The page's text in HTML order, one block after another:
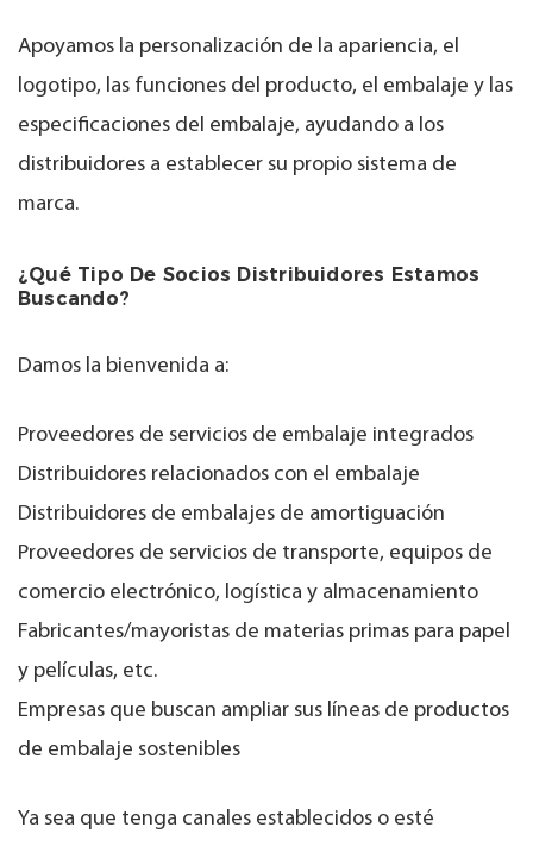
Apoyamos la personalización de la apariencia, el
logotipo, las funciones del producto, el embalaje y las
especificaciones del embalaje, ayudando a los
distribuidores a establecer su propio sistema de
marca.
¿Qué Tipo De Socios Distribuidores Estamos
Buscando?
Damos la bienvenida a:
Proveedores de servicios de embalaje integrados
Distribuidores relacionados con el embalaje
Distribuidores de embalajes de amortiguación
Proveedores de servicios de transporte, equipos de
comercio electrónico, logística y almacenamiento
Fabricantes/mayoristas de materias primas para papel
y películas, etc.
Empresas que buscan ampliar sus líneas de productos
de embalaje sostenibles
Ya sea que tenga canales establecidos o esté